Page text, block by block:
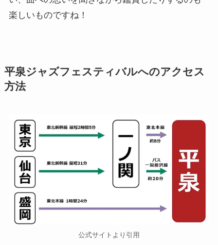
楽しいものですね！
平泉ジャズフェスティバルへのアクセス
方法
公式サイトより引用